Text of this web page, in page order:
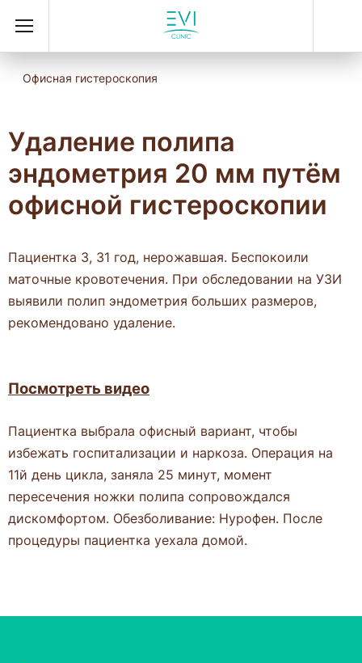
Офисная гистероскопия
Удаление полипа
эндометрия 20 мм путём
офисной гистероскопии
Пациентка З, 31 год, нерожавшая. Беспокоили
маточные кровотечения. При обследовании на УЗИ
выявили полип эндометрия больших размеров,
рекомендовано удаление.
Посмотреть видео
Пациентка выбрала офисный вариант, чтобы
избежать госпитализации и наркоза. Операция на
11й день цикла, заняла 25 минут, момент
пересечения ножки полипа сопровождался
дискомфортом. Обезболивание: Нурофен. После
процедуры пациентка уехала домой.